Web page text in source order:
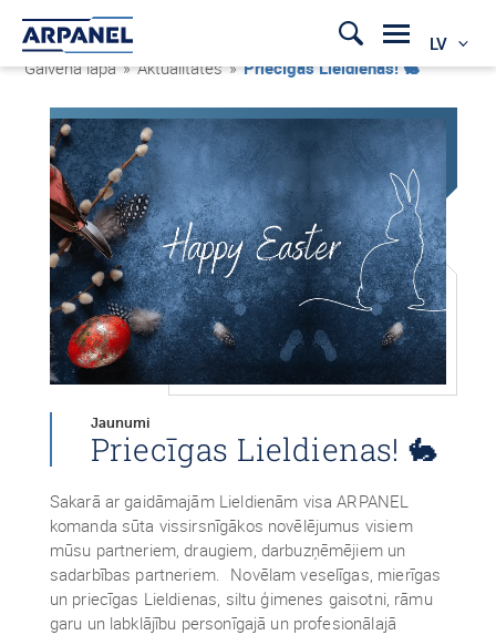
LV
Galvenā lapa » Aktualitātes »Priecīgas Lieldienas! 🐇
Jaunumi
Priecīgas Lieldienas! 🐇
Sakarā ar gaidāmajām Lieldienām visa ARPANEL
komanda sūta vissirsnīgākos novēlējumus visiem
mūsu partneriem, draugiem, darbuzņēmējiem un
sadarbības partneriem. Novēlam veselīgas, mierīgas
un priecīgas Lieldienas, siltu ģimenes gaisotni, rāmu
garu un labklājību personīgajā un profesionālajā